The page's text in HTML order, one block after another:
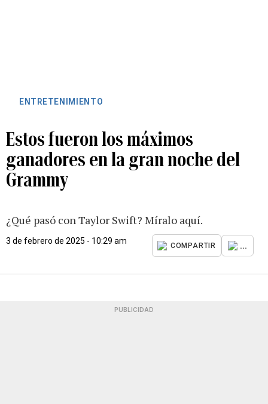
ENTRETENIMIENTO
Estos fueron los máximos
ganadores en la gran noche del
Grammy
¿Qué pasó con Taylor Swift? Míralo aquí.
3 de febrero de 2025 - 10:29 am
COMPARTIR ...
PUBLICIDAD